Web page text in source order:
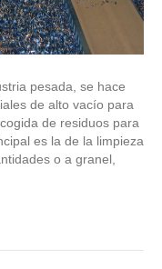
pesada, se hace
de alto vacío para
de residuos para
es la de la limpieza
o a granel,